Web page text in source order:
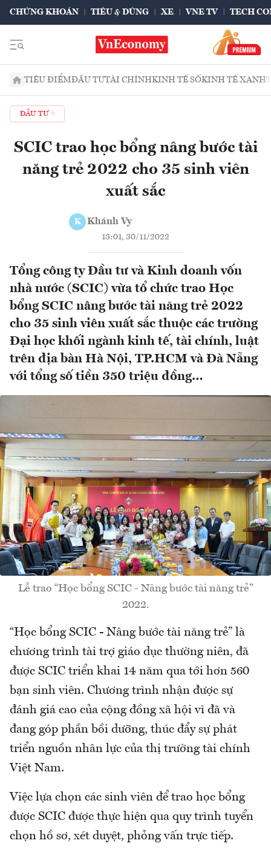
CHỨNG KHOÁN TIÊU & DÙNG XE VNE TV TECH
TIÊU ĐIỂMĐẦU TƯTÀI CHÍNHKINH TẾ SỐKINH TẾ XANH
ĐẦU TƯ
SCIC trao học bổng nâng bước tài
năng trẻ 2022 cho 35 sinh viên
xuất sắc
K Khánh Vy
13:01, 30/11/2022
Tổng công ty Đầu tư và Kinh doanh vốn
nhà nước (SCIC) vừa tổ chức trao Học
bổng SCIC nâng bước tài năng trẻ 2022
cho 35 sinh viên xuất sắc thuộc các trường
Đại học khối ngành kinh tế, tài chính, luật
trên địa bàn Hà Nội, TP.HCM và Đà Nẵng
với tổng số tiền 350 triệu đồng…
Lễ trao “Học bổng SCIC - Nâng bước tài năng trẻ”
2022.
“Học bổng SCIC - Nâng bước tài năng trẻ” là
chương trình tài trợ giáo dục thường niên, đã
được SCIC triển khai 14 năm qua tới hơn 560
bạn sinh viên. Chương trình nhận được sự
đánh giá cao của cộng đồng xã hội vì đã và
đang góp phần bồi dưỡng, thúc đẩy sự phát
triển nguồn nhân lực của thị trường tài chính
Việt Nam.
Việc lựa chọn các sinh viên để trao học bổng
được SCIC được thực hiện qua quy trình tuyển
chọn hồ sơ, xét duyệt, phỏng vấn trực tiếp.